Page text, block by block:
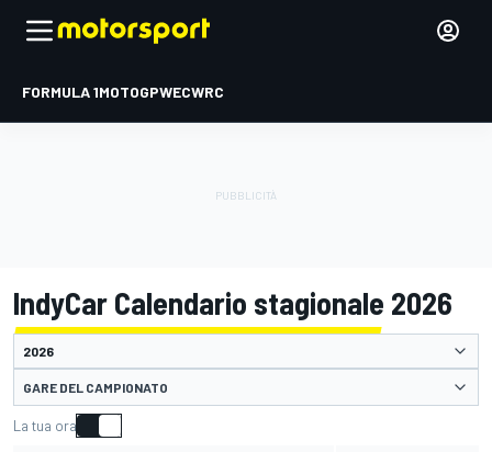
FORMULA 1MOTOGPWECWRC
IndyCar Calendario stagionale 2026
GARE DEL CAMPIONATO
La tua ora